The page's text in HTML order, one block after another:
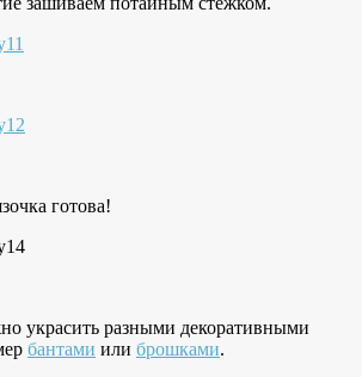
готова!
украсить разными декоративными
бантами или брошками.